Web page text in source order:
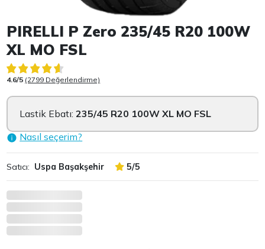
Item 1 of 1
PIRELLI P Zero 235/45 R20 100W
XL MO FSL
4.6/5 (2799 Değerlendirme)
Lastik Ebatı:235/45 R20 100W XL MO FSL
Nasıl seçerim?
Satıcı: Uspa Başakşehir 5/5